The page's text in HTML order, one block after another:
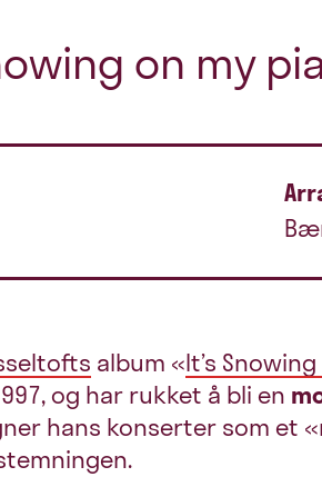
on my
album «It’s
og har rukket å bli en
hans konserter som et